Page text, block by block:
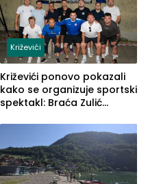
Križevići
Križevići ponovo pokazali
kako se organizuje sportski
spektakl: Braća Zulić